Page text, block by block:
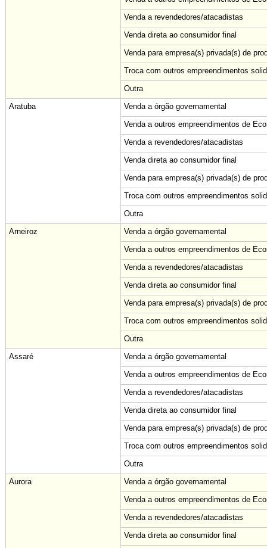
Venda a revendedores/atacadistas
Venda direta ao consumidor final
Venda para empresa(s) privada(s) de
Troca com outros empreendimentos
Outra
Aratuba
Venda a órgão governamental
Venda a outros empreendimentos de
Venda a revendedores/atacadistas
Venda direta ao consumidor final
Venda para empresa(s) privada(s) de
Troca com outros empreendimentos
Outra
Arneiroz
Venda a órgão governamental
Venda a outros empreendimentos de
Venda a revendedores/atacadistas
Venda direta ao consumidor final
Venda para empresa(s) privada(s) de
Troca com outros empreendimentos
Outra
Assaré
Venda a órgão governamental
Venda a outros empreendimentos de
Venda a revendedores/atacadistas
Venda direta ao consumidor final
Venda para empresa(s) privada(s) de
Troca com outros empreendimentos
Outra
Aurora
Venda a órgão governamental
Venda a outros empreendimentos de
Venda a revendedores/atacadistas
Venda direta ao consumidor final